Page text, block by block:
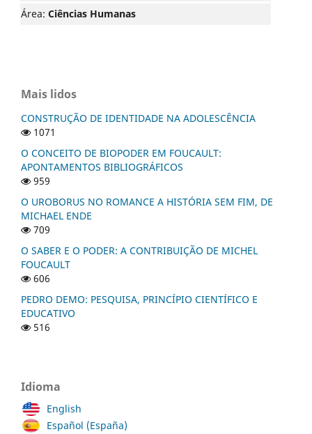
Área: Ciências Humanas
Mais lidos
CONSTRUÇÃO DE IDENTIDADE NA ADOLESCÊNCIA
1071
O CONCEITO DE BIOPODER EM FOUCAULT:
APONTAMENTOS BIBLIOGRÁFICOS
959
O UROBORUS NO ROMANCE A HISTÓRIA SEM FIM, DE
MICHAEL ENDE
709
O SABER E O PODER: A CONTRIBUIÇÃO DE MICHEL
FOUCAULT
606
PEDRO DEMO: PESQUISA, PRINCÍPIO CIENTÍFICO E
EDUCATIVO
516
Idioma
English
Español (España)